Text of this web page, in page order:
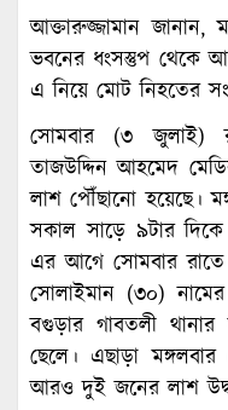
আক্তারুজ্জামান জানান,
ভবনের ধংসস্তুপ থেকে
এ নিয়ে মোট নিহতের
সোমবার (৩ জুলাই)
তাজউদ্দিন আহমেদ
লাশ পৌঁছানো হয়েছে।
সকাল সাড়ে ৯টার
এর আগে সোমবার রাতে
সোলাইমান (৩০)
বগুড়ার গাবতলী
ছেলে। এছাড়া
আরও দুই জনের লাশ